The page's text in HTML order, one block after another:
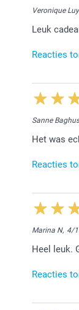
Veronique
Leuk
Reacties
6/
Dag
Sanne
Het was
Reacties
20/
Hoi
Marina N, 4/
Heel leuk.
Reacties
6/